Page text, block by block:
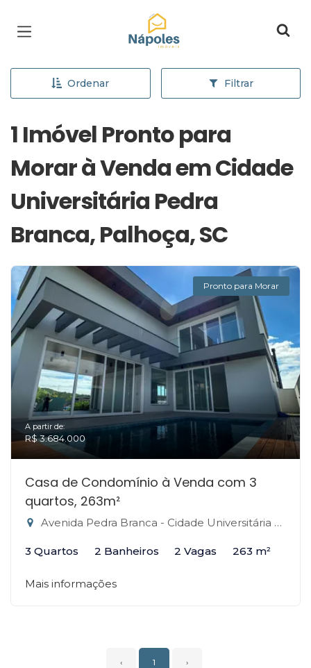
Página inicial
Ordenar Filtrar
1 Imóvel Pronto para
Morar à Venda em Cidade
Universitária Pedra
Branca, Palhoça, SC
Pronto para Morar
A partir de:
R$ 3.684.000
Casa de Condomínio à Venda com 3
quartos, 263m²
Avenida Pedra Branca - Cidade Universitária Pedra Branca, Palhoça-SC
3 Quartos 2 Banheiros 2 Vagas 263 m²
Mais informações
‹ 1 ›